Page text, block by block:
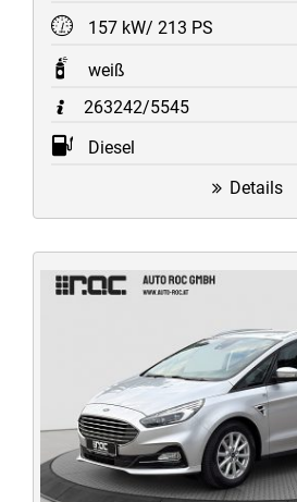
157 kW/ 213 PS
weiß
263242/5545
Diesel
Details